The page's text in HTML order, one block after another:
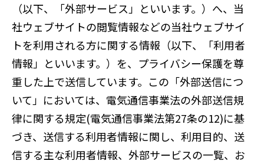
（以下、「外部サービス」といいます。）へ、当
社ウェブサイトの閲覧情報などの当社ウェブサイ
トを利用される方に関する情報（以下、「利用者
情報」といいます。）を、プライバシー保護を尊
重した上で送信しています。この「外部送信につ
いて」においては、電気通信事業法の外部送信規
律に関する規定(電気通信事業法第27条の12)に基
づき、送信する利用者情報に関し、利用目的、送
信する主な利用者情報、外部サービスの一覧、お